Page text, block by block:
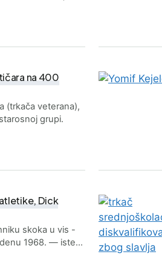
na 400
(trkača veterana),
grupi.
Dick
skoka u vis -
1968. — iste…